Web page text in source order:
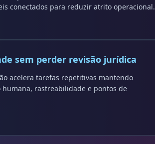
conectados para reduzir atrito operacional.
sem perder revisão jurídica
acelera tarefas repetitivas mantendo
humana, rastreabilidade e pontos de